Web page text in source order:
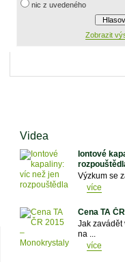
nic z uvedeného
Zobrazit
Videa
Iontové
Výzkum se
více
Cena TA
Jak zavádět
na ...
více